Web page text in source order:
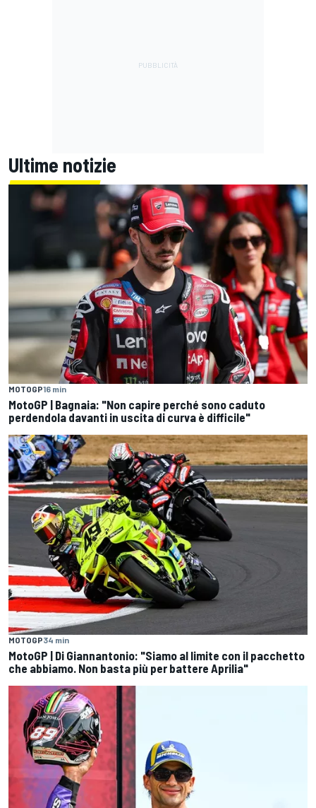
Ultime notizie
MOTOGP16 min
MotoGP | Bagnaia: "Non capire perché sono caduto
perdendola davanti in uscita di curva è difficile"
MOTOGP34 min
MotoGP | Di Giannantonio: "Siamo al limite con il pacchetto
che abbiamo. Non basta più per battere Aprilia"